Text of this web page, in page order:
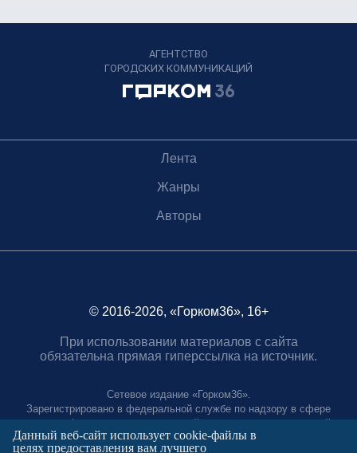
АГЕНТСТВО
ГОРОДСКИХ КОММУНИКАЦИЙ
Лента
Жанры
Авторы
© 2016-2026, «Горком36», 16+
При использовании материалов с сайта
обязательна прямая гиперссылка на источник.
Сетевое издание «Горком36».
Зарегистрировано в федеральной службе по надзору в сфере
связи, информационных технологий и массовых коммуникаций.
Регистрационный номер ЭЛ № ФС77-88966 от 21 января 2025 г.
Данный веб-сайт использует cookie-файлы в
целях предоставления вам лучшего